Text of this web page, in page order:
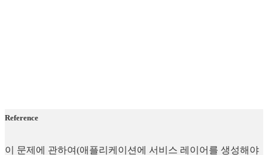
Reference
이 문제에 관하여(애플리케이션에 서비스 레이어를 생성해야